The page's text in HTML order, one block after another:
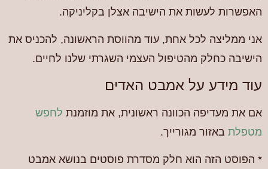
האפשרות לעשות את הישיבה אצלן בקליניקה.
אני ממליצה לכל אחת, עוד מהווסת הראשונה, להכניס את
הישיבה כחלק מהטיפול העצמי השגרתי שלנו לחיים.
עוד מידע על אמבט האדים
אם את מעדיפה הכוונה ראשונית, את מוזמנת לחפש
מטפלת באזור מגורייך.
* הפוסט הזה הוא חלק מסדרת פוסטים בנושא אמבט